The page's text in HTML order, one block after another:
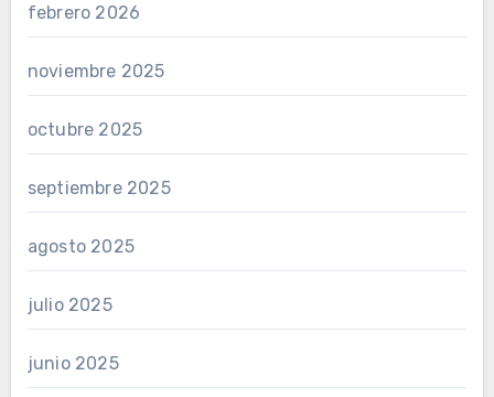
febrero 2026
noviembre 2025
octubre 2025
septiembre 2025
agosto 2025
julio 2025
junio 2025